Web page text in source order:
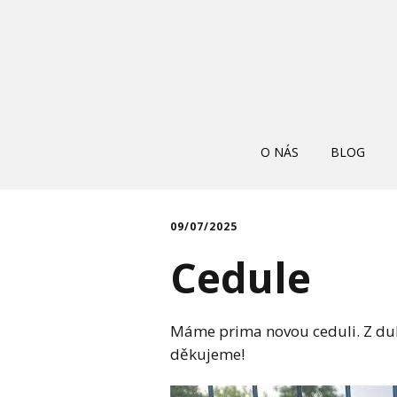
O NÁS BLOG
09/07/2025
Cedule
Máme prima novou ceduli. Z
děkujeme!